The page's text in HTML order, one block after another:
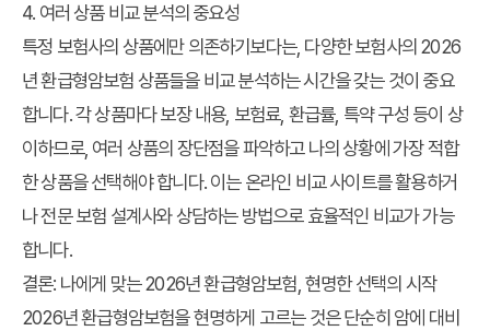
4. 여러 상품 비교 분석의 중요성
특정 보험사의 상품에만 의존하기보다는, 다양한 보험사의 2026
년 환급형암보험 상품들을 비교 분석하는 시간을 갖는 것이 중요
합니다. 각 상품마다 보장 내용, 보험료, 환급률, 특약 구성 등이 상
이하므로, 여러 상품의 장단점을 파악하고 나의 상황에 가장 적합
한 상품을 선택해야 합니다. 이는 온라인 비교 사이트를 활용하거
나 전문 보험 설계사와 상담하는 방법으로 효율적인 비교가 가능
합니다.
결론: 나에게 맞는 2026년 환급형암보험, 현명한 선택의 시작
2026년 환급형암보험을 현명하게 고르는 것은 단순히 암에 대비